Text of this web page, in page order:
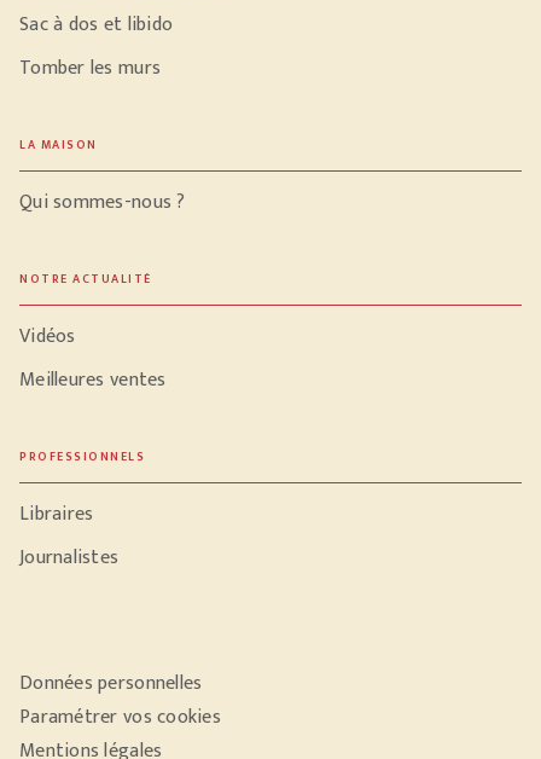
Sac à dos et libido
Tomber les murs
LA MAISON
Qui sommes-nous ?
NOTRE ACTUALITÉ
Vidéos
Meilleures ventes
PROFESSIONNELS
Libraires
Journalistes
Données personnelles
Paramétrer vos cookies
Mentions légales